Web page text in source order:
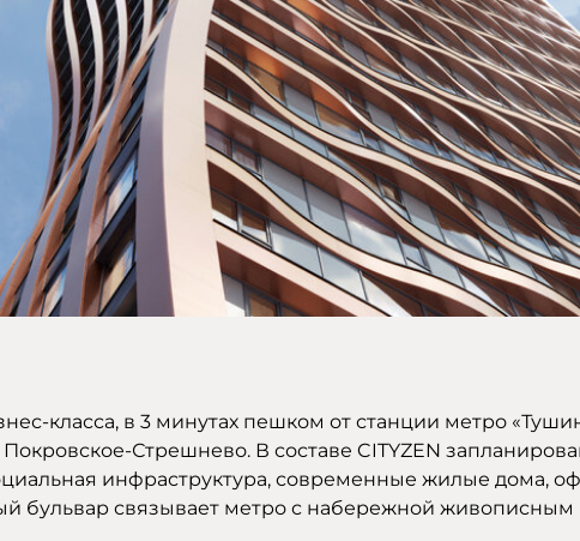
класса, в 3 минутах пешком от станции метро
Стрешнево. В составе CITYZEN
инфраструктура, современные жилые дома,
бульвар связывает метро с набережной